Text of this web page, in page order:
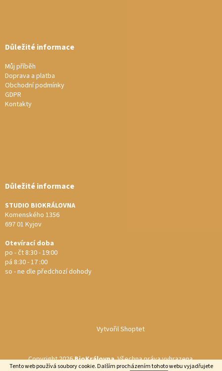
Tento web používá soubory cookie. Dalším procházením tohoto webu vyjadřujete
Důležité informace
Můj příběh
Doprava a platba
Obchodní podmínky
GDPR
Kontakty
Důležité informace
STUDIO BIOKRÁLOVNA
Komenského 1356
697 01 Kyjov
Otevírací doba
po - čt 8:30 - 19:00
pá 8:30 - 17 :00
so - ne dle předchozí dohody
Vytvořil Shoptet
Copyright 2026BioKrálovna. Všechna práva vyhrazena.